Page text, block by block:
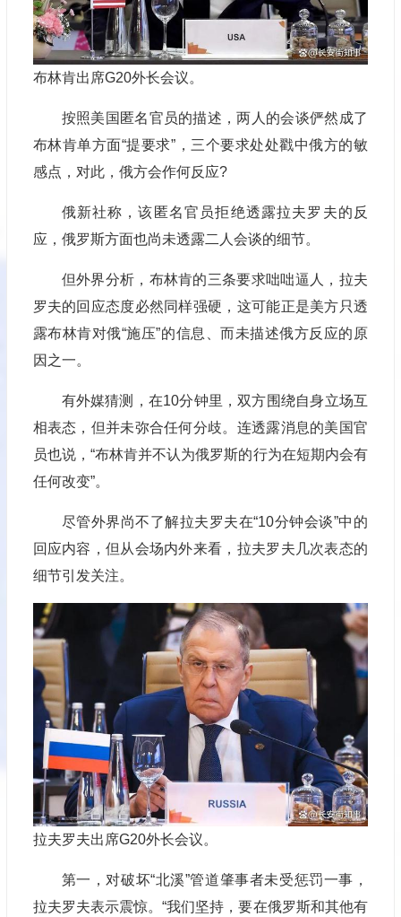
布林肯出席G20外长会议。
按照美国匿名官员的描述，两人的会谈俨然成了
布林肯单方面“提要求”，三个要求处处戳中俄方的敏
感点，对此，俄方会作何反应?
俄新社称，该匿名官员拒绝透露拉夫罗夫的反
应，俄罗斯方面也尚未透露二人会谈的细节。
但外界分析，布林肯的三条要求咄咄逼人，拉夫
罗夫的回应态度必然同样强硬，这可能正是美方只透
露布林肯对俄“施压”的信息、而未描述俄方反应的原
因之一。
有外媒猜测，在10分钟里，双方围绕自身立场互
相表态，但并未弥合任何分歧。连透露消息的美国官
员也说，“布林肯并不认为俄罗斯的行为在短期内会有
任何改变”。
尽管外界尚不了解拉夫罗夫在“10分钟会谈”中的
回应内容，但从会场内外来看，拉夫罗夫几次表态的
细节引发关注。
拉夫罗夫出席G20外长会议。
第一，对破坏“北溪”管道肇事者未受惩罚一事，
拉夫罗夫表示震惊。“我们坚持，要在俄罗斯和其他有